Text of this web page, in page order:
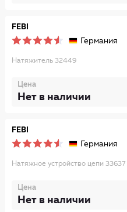
FEBI
Германия
Натяжитель 32449
Цена
Нет в наличии
FEBI
Германия
Натяжное устройство цепи 33637
Цена
Нет в наличии